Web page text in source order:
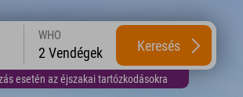
esetén az éjszakai tartózkodásokra
WHO
2 Vendégek Keresés